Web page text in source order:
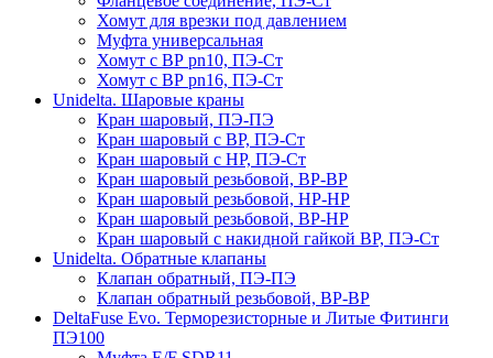
Хомут для врезки под давлением
Муфта универсальная
Хомут с ВР pn10, ПЭ-Ст
Хомут с ВР pn16, ПЭ-Ст
Unidelta. Шаровые краны
Кран шаровый, ПЭ-ПЭ
Кран шаровый с ВР, ПЭ-Ст
Кран шаровый с НР, ПЭ-Ст
Кран шаровый резьбовой, ВР-ВР
Кран шаровый резьбовой, НР-НР
Кран шаровый резьбовой, ВР-НР
Кран шаровый с накидной гайкой ВР, ПЭ-Ст
Unidelta. Обратные клапаны
Клапан обратный, ПЭ-ПЭ
Клапан обратный резьбовой, ВР-ВР
DeltaFuse Evo. Терморезисторные и Литые Фитинги
ПЭ100